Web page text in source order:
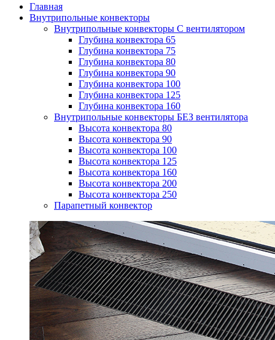
Главная
Внутрипольные конвекторы
Внутрипольные конвекторы С вентилятором
Глубина конвектора 65
Глубина конвектора 75
Глубина конвектора 80
Глубина конвектора 90
Глубина конвектора 100
Глубина конвектора 125
Глубина конвектора 160
Внутрипольные конвекторы БЕЗ вентилятора
Высота конвектора 80
Высота конвектора 90
Высота конвектора 100
Высота конвектора 125
Высота конвектора 160
Высота конвектора 200
Высота конвектора 250
Парапетный конвектор